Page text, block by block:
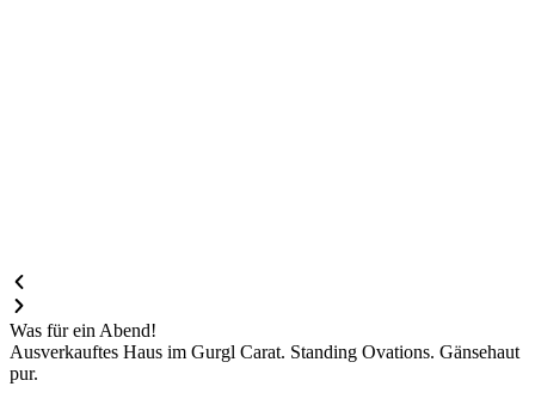
Was für ein Abend!
Ausverkauftes Haus im Gurgl Carat. Standing Ovations. Gänsehaut
pur.